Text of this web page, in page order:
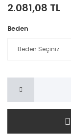
2.081,08 TL
Beden